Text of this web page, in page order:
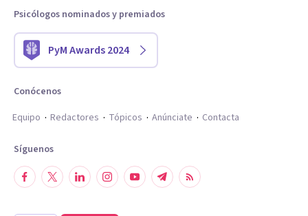
Psicólogos nominados y premiados
PyM Awards 2024
Conócenos
Equipo
Redactores Tópicos Anúnciate Contacta
Síguenos